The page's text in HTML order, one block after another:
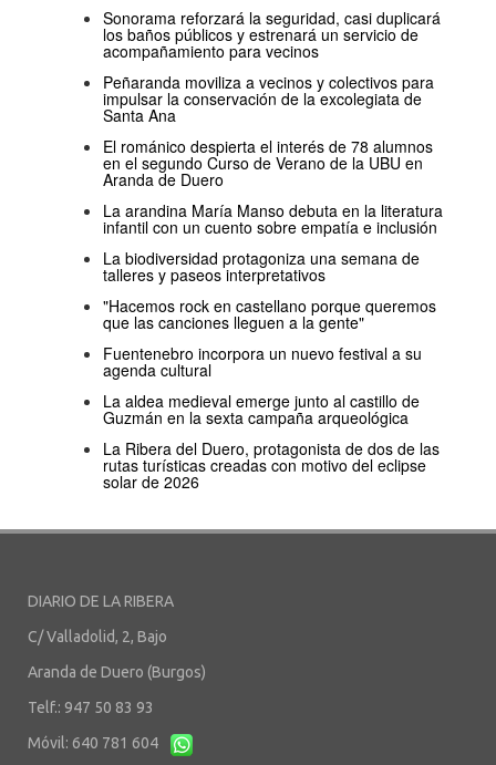
Sonorama reforzará la seguridad, casi duplicará
los baños públicos y estrenará un servicio de
acompañamiento para vecinos
Peñaranda moviliza a vecinos y colectivos para
impulsar la conservación de la excolegiata de
Santa Ana
El románico despierta el interés de 78 alumnos
en el segundo Curso de Verano de la UBU en
Aranda de Duero
La arandina María Manso debuta en la literatura
infantil con un cuento sobre empatía e inclusión
La biodiversidad protagoniza una semana de
talleres y paseos interpretativos
"Hacemos rock en castellano porque queremos
que las canciones lleguen a la gente"
Fuentenebro incorpora un nuevo festival a su
agenda cultural
La aldea medieval emerge junto al castillo de
Guzmán en la sexta campaña arqueológica
La Ribera del Duero, protagonista de dos de las
rutas turísticas creadas con motivo del eclipse
solar de 2026
DIARIO DE LA RIBERA
C/ Valladolid, 2, Bajo
Aranda de Duero (Burgos)
Telf.: 947 50 83 93
Móvil: 640 781 604